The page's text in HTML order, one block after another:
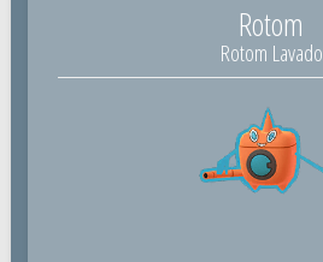
Rotom
Rotom Lavado